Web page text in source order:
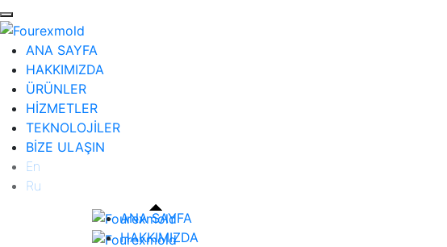
ANA SAYFA
HAKKIMIZDA
ÜRÜNLER
HİZMETLER
TEKNOLOJİLER
BİZE ULAŞIN
En
Ru
ANA SAYFA
HAKKIMIZDA